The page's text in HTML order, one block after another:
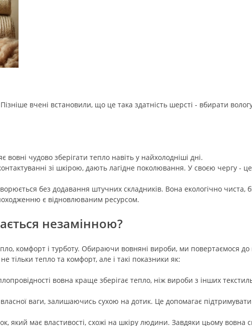
вчені встановили, що це така здатність шерсті - вбирати
вовні чудово зберігати тепло навіть у найхолодніші дні.
зі шкірою, дають лагідне поколювання. У своєю чергу -
без додавання штучних складників. Вона екологічно чиста,
є відновлюваним ресурсом.
незамінною?
комфорт і турботу. Обираючи вовняні вироби, ми повертаємося до
тільки тепло та комфорт, але і такі показники як:
вовна краще зберігає тепло, ніж вироби з інших
ваги, залишаючись сухою на дотик. Це допомагає
який має властивості, схожі на шкіру людини. Завдяки цьому вовна